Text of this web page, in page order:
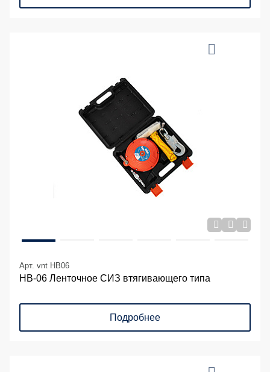
Арт. vnt HB06
НВ-06 Ленточное СИЗ втягивающего типа
Подробнее